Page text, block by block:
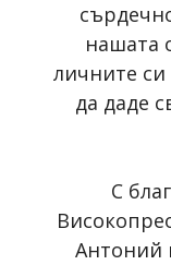
нашата
личните
да даде
С
Антоний